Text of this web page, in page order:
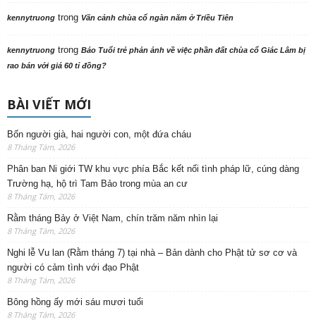
kennytruong trong Vãn cảnh chùa cổ ngàn năm ở Triều Tiên
kennytruong trong Báo Tuổi trẻ phản ảnh về việc phần đất chùa cổ Giác Lâm bị
rao bán với giá 60 tỉ đồng?
BÀI VIẾT MỚI
Bốn người già, hai người con, một đứa cháu
8 Tháng Tám, 2026
Phân ban Ni giới TW khu vực phía Bắc kết nối tình pháp lữ, cúng dàng
Trường hạ, hộ trì Tam Bảo trong mùa an cư
8 Tháng Tám, 2026
Rằm tháng Bảy ở Việt Nam, chín trăm năm nhìn lại
8 Tháng Tám, 2026
Nghi lễ Vu lan (Rằm tháng 7) tại nhà – Bản dành cho Phật tử sơ cơ và
người có cảm tình với đạo Phật
8 Tháng Tám, 2026
Bông hồng ấy mới sáu mươi tuổi
8 Tháng Tám, 2026